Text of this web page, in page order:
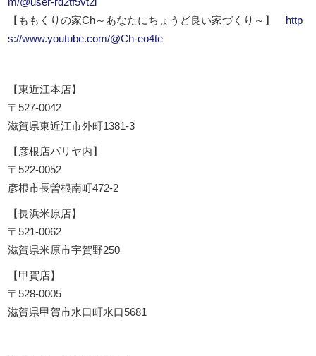
【ももくりの家Ch～あなたにちょうど良い家づくり～】
http
s://www.youtube.com/@Ch-eo4te
【東近江本店】
〒527-0042
滋賀県東近江市外町1381-3
【彦根店パリヤ内】
〒522-0052
彦根市長曽根南町472-2
【長浜米原店】
〒521-0062
滋賀県米原市宇賀野250
【甲賀店】
〒528-0005
滋賀県甲賀市水口町水口5681